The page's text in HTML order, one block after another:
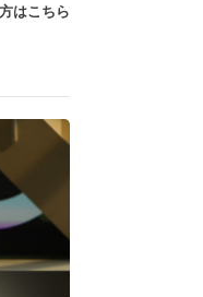
はこちら